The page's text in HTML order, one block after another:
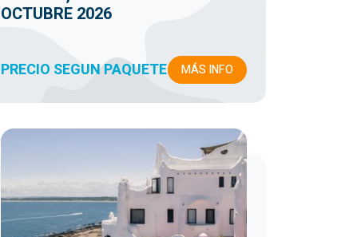
OCTUBRE 2026
PRECIO SEGUN PAQUETE MÁS INFO